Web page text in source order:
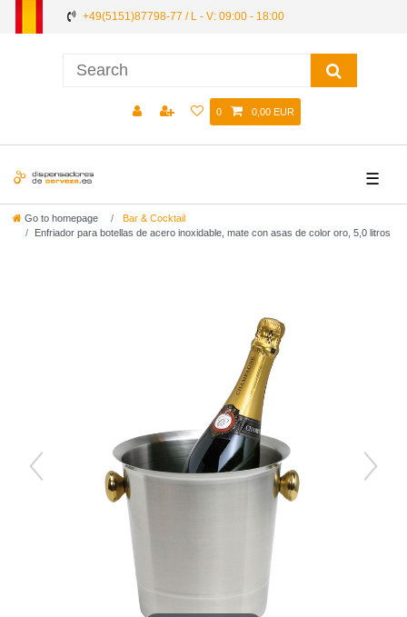
+49(5151)87798-77 / L - V: 09:00 - 18:00
0 0,00 EUR
☰
Go to homepage
Bar & Cocktail
Enfriador para botellas de acero inoxidable, mate con asas de color oro, 5,0 litros